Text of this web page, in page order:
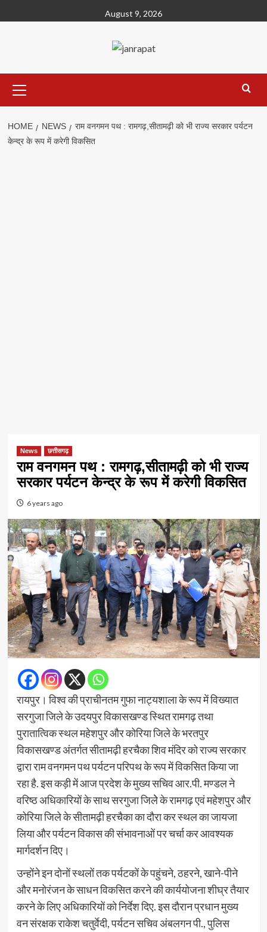
to
August 9, 2026
Menu
HOME NEWS
राम वनगमन पथ : रामगढ़,सीतामढ़ी को भी राज्य सरकार पर्यटन
केन्द्र के रूप में करेगी विकसित
News छत्तीसगढ़
राम वनगमन पथ : रामगढ़,सीतामढ़ी को भी राज्य
सरकार पर्यटन केन्द्र के रूप में करेगी विकसित
6 years ago
रायपुर। विश्व की प्राचीनतम गुफा नाट्यशाला के रूप में विख्यात
सरगुजा जिले के उदयपुर विकासखण्ड स्थित रामगढ़ तथा
पुरातात्विक स्थल महेशपुर और कोरिया जिले के भरतपुर
विकासखण्ड अंतर्गत सीतामढ़ी हरचैका शिव मंदिर को राज्य सरकार
द्वारा राम वनगमन पथ पर्यटन परिपथ के रूप में विकसित किया जा
रहा है. इस कड़ी में आज प्रदेश के मुख्य सचिव आर.पी. मण्डल ने
वरिष्ठ अधिकारियों के साथ सरगुजा जिलेे के रामगढ़ एवं महेशपुर और
कोरिया जिले के सीतामढ़ी हरचैका का दौरा कर स्थल का जायजा
लिया और पर्यटन विकास की संभावनाओं पर चर्चा कर आवश्यक
मार्गदर्शन दिए।
उन्होंने इन दोनों स्थलों तक पर्यटकों के पहुंचने, ठहरने, खाने-पीने
और मनोरंजन के साधन विकसित करने की कार्ययोजना शीघ्र तैयार
करने के लिए अधिकारियों को निर्देश दिए. इस दौरान प्रधान मुख्य
वन संरक्षक राकेश चतुर्वेदी, पर्यटन सचिव अंबलगन पी., पुलिस